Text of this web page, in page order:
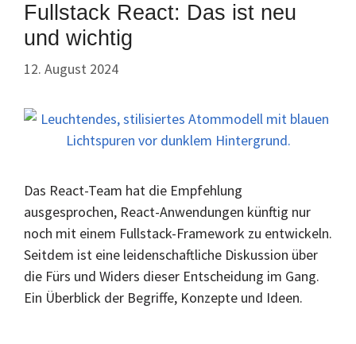
Fullstack React: Das ist neu
und wichtig
12. August 2024
Das React-Team hat die Empfehlung
ausgesprochen, React-Anwendungen künftig nur
noch mit einem Fullstack-Framework zu entwickeln.
Seitdem ist eine leidenschaftliche Diskussion über
die Fürs und Widers dieser Entscheidung im Gang.
Ein Überblick der Begriffe, Konzepte und Ideen.